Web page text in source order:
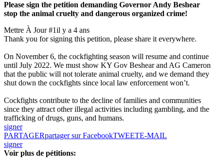
Please sign the petition demanding Governor Andy Beshear
stop the animal cruelty and dangerous organized crime!
Mettre À Jour #1il y a 4 ans
Thank you for signing this petition, please share it everywhere.
On November 6, the cockfighting season will resume and continue
until July 2022. We must show KY Gov Beshear and AG Cameron
that the public will not tolerate animal cruelty, and we demand they
shut down the cockfights since local law enforcement won’t.
Cockfights contribute to the decline of families and communities
since they attract other illegal activities including gambling, and the
trafficking of drugs, guns, and humans.
signer
PARTAGERpartager sur FacebookTWEETE-MAIL
signer
Voir plus de pétitions: